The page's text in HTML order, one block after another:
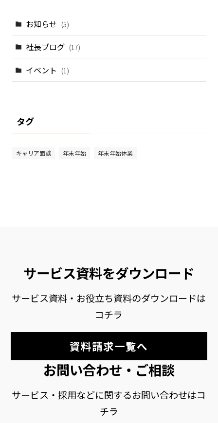
お知らせ (5)
社長ブログ (17)
イベント (1)
タグ
キャリア面談 年末年始 年末年始休業
サービス資料をダウンロード
サービス資料・お役立ち資料のダウンロードは
コチラ
資料請求一覧へ
お問い合わせ・ご相談
サービス・採用などに関するお問い合わせはコ
チラ